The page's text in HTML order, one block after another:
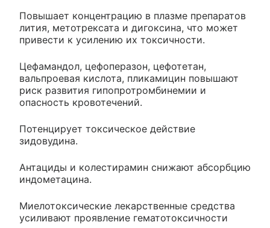
Повышает концентрацию в плазме препаратов
лития, метотрексата и дигоксина, что может
привести к усилению их токсичности.
Цефамандол, цефоперазон, цефотетан,
вальпроевая кислота, пликамицин повышают
риск развития гипопротромбинемии и
опасность кровотечений.
Потенцирует токсическое действие
зидовудина.
Антациды и колестирамин снижают абсорбцию
индометацина.
Миелотоксические лекарственные средства
усиливают проявление гематотоксичности